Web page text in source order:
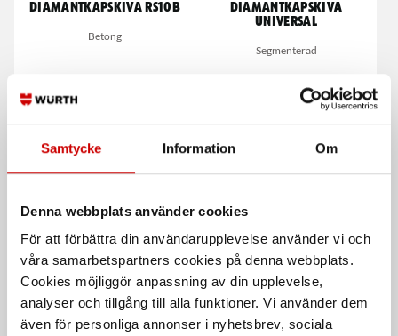
Samtycke Information Om
Denna webbplats använder cookies
För att förbättra din användarupplevelse använder vi och
våra samarbetspartners cookies på denna webbplats.
Cookies möjliggör anpassning av din upplevelse,
analyser och tillgång till alla funktioner. Vi använder dem
även för personliga annonser i nyhetsbrev, sociala
Diamantkapskiva RS10B
Betong
Diamantkapskiva
universal
Segmenterad
Diamantkapskiva betong
350 mm
Robust specialklinga
Kapskiva Longlife Sten
De som köpte, köpte även